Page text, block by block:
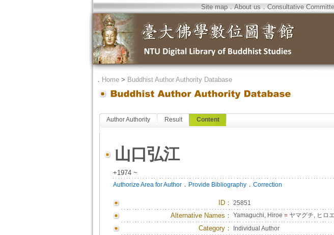
Site map．About us．Consultative
． Home> Buddhist Author Authority Database
Author Authority Result Content
山口弘江
+1974 ~
Authorize Area for Author． Provide Bibliography． Correction
ID： 25851
Alternative Names： Yamaguchi, Hiroe =ヤマグチ, ヒロエ
Category： Individual Author